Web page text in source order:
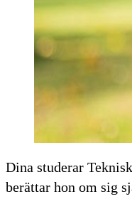
Dina studerar
berättar hon om sig